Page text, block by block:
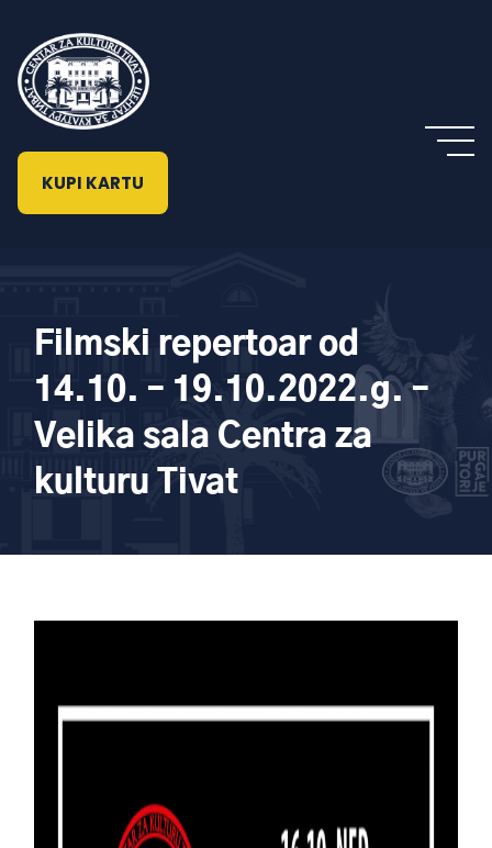
KUPI KARTU
Filmski repertoar od
14.10. – 19.10.2022.g. –
Velika sala Centra za
kulturu Tivat